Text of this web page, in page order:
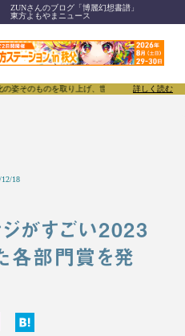
ZUNさんのブログ「博麗幻想書譜」
東方よもやまニュース
界に向けて誇らしく発信することで、東方
詳しく読む
12/18
がすごい2023
各部門賞を発